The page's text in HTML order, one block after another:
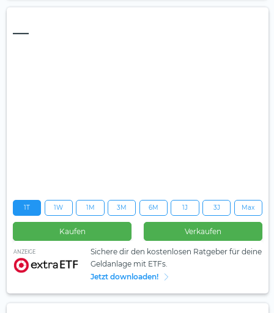
—
1T 1W 1M 3M 6M 1J 3J Max
Kaufen Verkaufen
ANZEIGE
Sichere dir den kostenlosen Ratgeber für deine
Geldanlage mit ETFs.
Jetzt downloaden!